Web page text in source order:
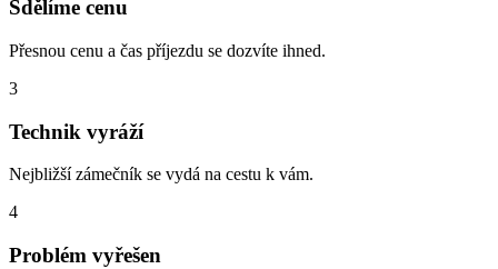
Sdělíme cenu
Přesnou cenu a čas příjezdu se dozvíte ihned.
3
Technik vyráží
Nejbližší zámečník se vydá na cestu k vám.
4
Problém vyřešen